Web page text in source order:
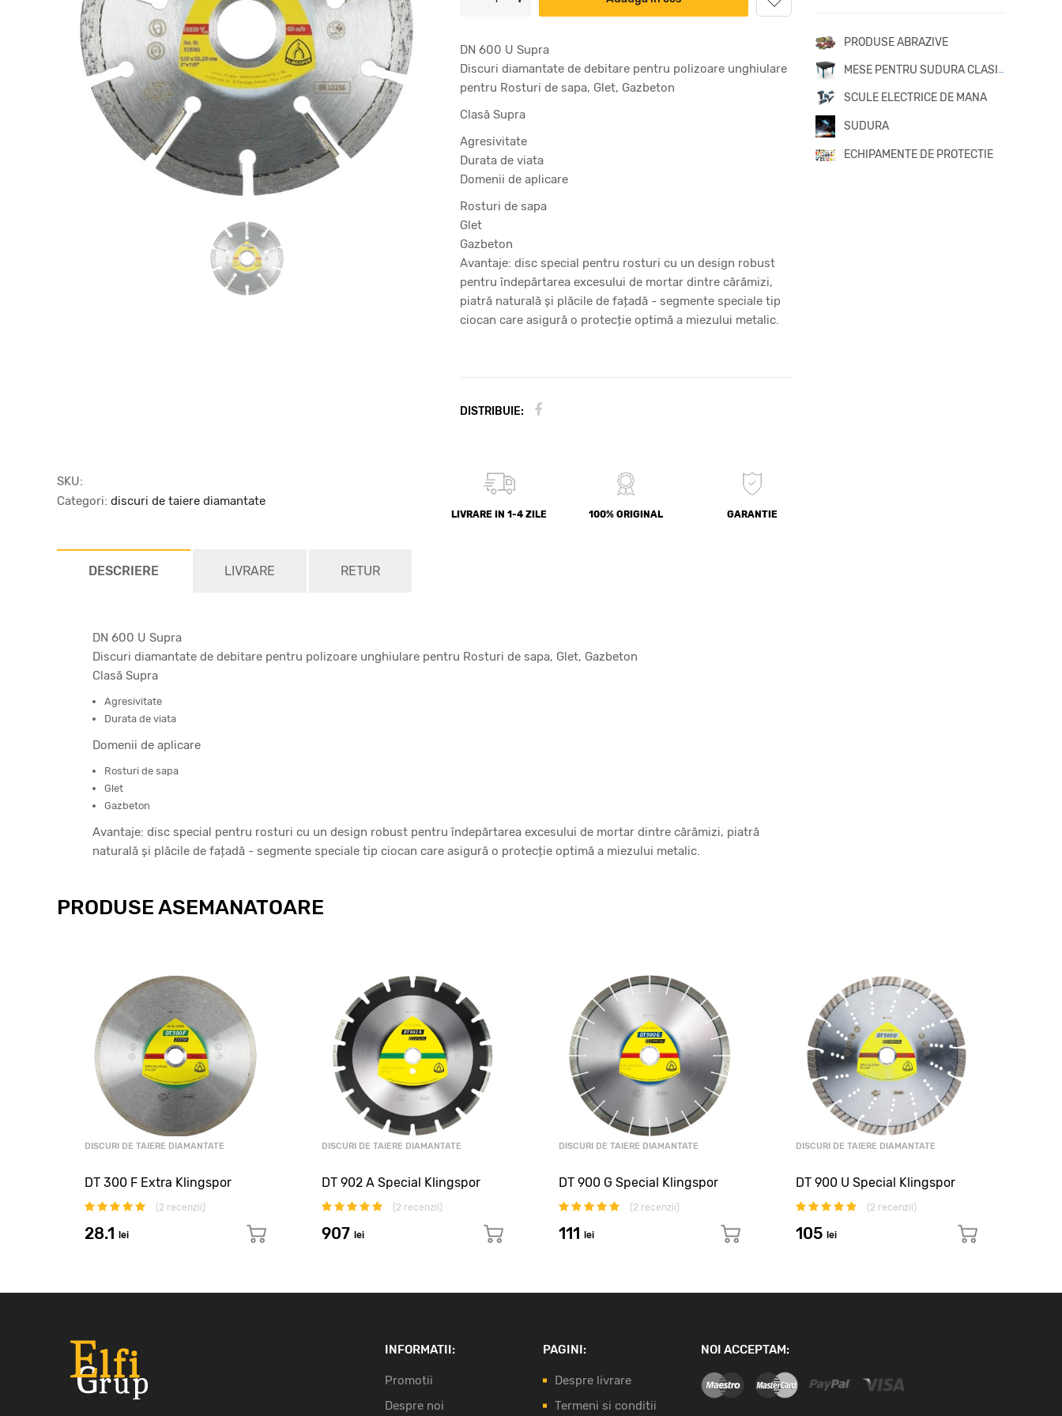
DN 600 U Supra
Discuri diamantate de debitare pentru polizoare unghiulare
pentru Rosturi de sapa, Glet, Gazbeton
Clasă Supra
Agresivitate
Durata de viata
Domenii de aplicare
Rosturi de sapa
Glet
Gazbeton
Avantaje: disc special pentru rosturi cu un design robust
pentru îndepărtarea excesului de mortar dintre cărămizi,
piatră naturală și plăcile de fațadă - segmente speciale tip
ciocan care asigură o protecție optimă a miezului metalic.
DISTRIBUIE:
PRODUSE ABRAZIVE
MESE PENTRU SUDURA CLASICE
SCULE ELECTRICE DE MANA
SUDURA
ECHIPAMENTE DE PROTECTIE
SKU:
Categori: discuri de taiere diamantate
LIVRARE IN 1-4 ZILE 100% ORIGINAL GARANTIE
DESCRIERE LIVRARE RETUR
DN 600 U Supra
Discuri diamantate de debitare pentru polizoare unghiulare pentru Rosturi de sapa, Glet, Gazbeton
Clasă Supra
Agresivitate
Durata de viata
Domenii de aplicare
Rosturi de sapa
Glet
Gazbeton
Avantaje: disc special pentru rosturi cu un design robust pentru îndepărtarea excesului de mortar dintre cărămizi, piatră
naturală și plăcile de fațadă - segmente speciale tip ciocan care asigură o protecție optimă a miezului metalic.
PRODUSE ASEMANATOARE
DISCURI DE TAIERE DIAMANTATE
DT 300 F Extra Klingspor
(2 recenzii)
28.1 lei
DISCURI DE TAIERE DIAMANTATE
DT 902 A Special Klingspor
(2 recenzii)
907 lei
DISCURI DE TAIERE DIAMANTATE
DT 900 G Special Klingspor
(2 recenzii)
111 lei
DISCURI DE TAIERE DIAMANTATE
DT 900 U Special Klingspor
(2 recenzii)
105 lei
INFORMATII:
Promotii
Despre noi
PAGINI:
Despre livrare
Termeni si conditii
NOI ACCEPTAM: